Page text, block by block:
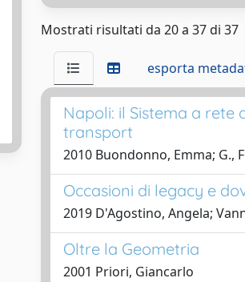
Mostrati risultati da 20 a 37 di 37
esporta
Napoli: il Sistema a
transport
2010 Buondonno, Emma; G.,
Occasioni di legacy e
2019 D'Agostino, Angela;
Oltre la Geometria
2001 Priori, Giancarlo